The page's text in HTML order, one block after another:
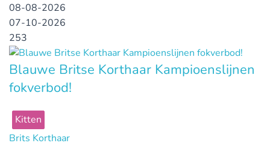
08-08-2026
07-10-2026
253
Blauwe Britse Korthaar Kampioenslijnen
fokverbod!
Kitten
Brits Korthaar